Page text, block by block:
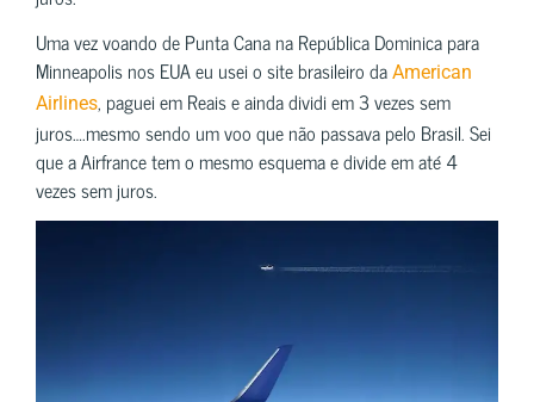
Uma vez voando de Punta Cana na República Dominica para
Minneapolis nos EUA eu usei o site brasileiro da American
Airlines, paguei em Reais e ainda dividi em 3 vezes sem
juros….mesmo sendo um voo que não passava pelo Brasil. Sei
que a Airfrance tem o mesmo esquema e divide em até 4
vezes sem juros.